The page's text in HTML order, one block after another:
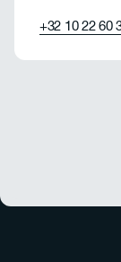
+32 10 22 60